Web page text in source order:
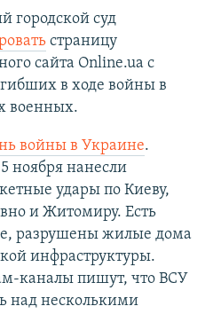
городской суд
страницу
сайта Оnline.ua с
в ходе войны в
военных.
войны в Украине.
ноября нанесли
удары по Киеву,
и Житомиру. Есть
разрушены жилые дома
инфраструктуры.
каналы пишут, что ВСУ
над несколькими